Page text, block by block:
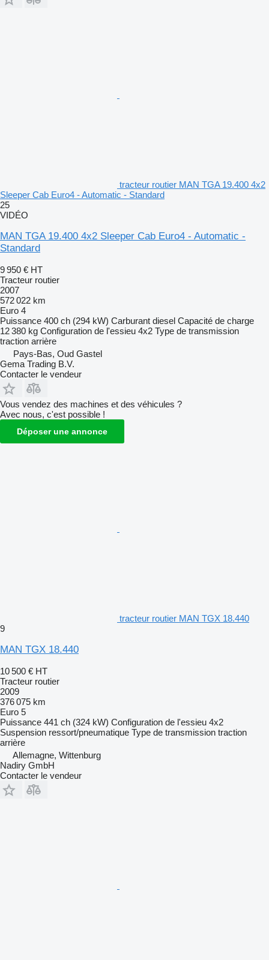
tracteur routier MAN TGA 19.400 4x2
Sleeper Cab Euro4 - Automatic - Standard
25
VIDÉO
MAN TGA 19.400 4x2 Sleeper Cab Euro4 - Automatic -
Standard
9 950 € HT
Tracteur routier
2007
572 022 km
Euro 4
Puissance 400 ch (294 kW) Carburant diesel Capacité de charge
12 380 kg Configuration de l'essieu 4x2 Type de transmission
traction arrière
Pays-Bas, Oud Gastel
Gema Trading B.V.
Contacter le vendeur
Vous vendez des machines et des véhicules ?
Avec nous, c'est possible !
Déposer une annonce
tracteur routier MAN TGX 18.440
9
MAN TGX 18.440
10 500 € HT
Tracteur routier
2009
376 075 km
Euro 5
Puissance 441 ch (324 kW) Configuration de l'essieu 4x2
Suspension ressort/pneumatique Type de transmission traction
arrière
Allemagne, Wittenburg
Nadiry GmbH
Contacter le vendeur